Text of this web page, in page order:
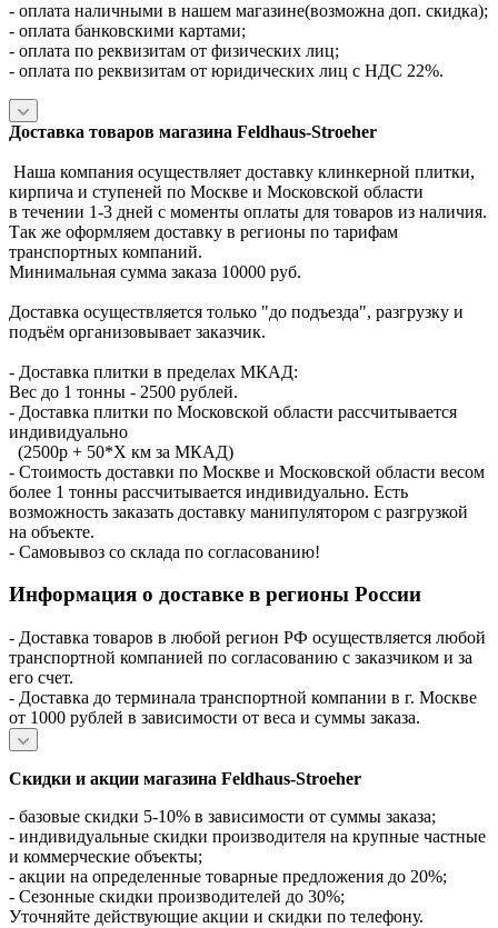
- оплата наличными в нашем магазине(возможна доп. скидка);
- оплата банковскими картами;
- оплата по реквизитам от физических лиц;
- оплата по реквизитам от юридических лиц с НДС 22%.
Доставка товаров магазина Feldhaus-Stroeher
Наша компания осуществляет доставку клинкерной плитки,
кирпича и ступеней по Москве и Московской области
в течении 1-3 дней с моменты оплаты для товаров из наличия.
Так же оформляем доставку в регионы по тарифам
транспортных компаний.
Минимальная сумма заказа 10000 руб.
Доставка осуществляется только "до подъезда", разгрузку и
подъём организовывает заказчик.
- Доставка плитки в пределах МКАД:
Вес до 1 тонны - 2500 рублей.
- Доставка плитки по Московской области рассчитывается
индивидуально
(2500р + 50*X км за МКАД)
- Стоимость доставки по Москве и Московской области весом
более 1 тонны рассчитывается индивидуально. Есть
возможность заказать доставку манипулятором с разгрузкой
на объекте.
- Самовывоз со склада по согласованию!
Информация о доставке в регионы России
- Доставка товаров в любой регион РФ осуществляется любой
транспортной компанией по согласованию с заказчиком и за
его счет.
- Доставка до терминала транспортной компании в г. Москве
от 1000 рублей в зависимости от веса и суммы заказа.
Скидки и акции магазина Feldhaus-Stroeher
- базовые скидки 5-10% в зависимости от суммы заказа;
- индивидуальные скидки производителя на крупные частные
и коммерческие объекты;
- акции на определенные товарные предложения до 20%;
- Сезонные скидки производителей до 30%;
Уточняйте действующие акции и скидки по телефону.